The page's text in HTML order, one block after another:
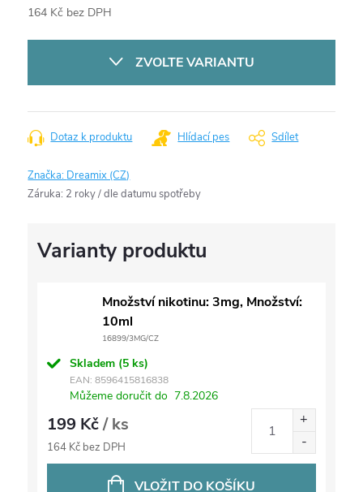
164 Kč bez DPH
ZVOLTE VARIANTU
Dotaz k produktu Hlídací pes Sdílet
Značka: Dreamix (CZ)
Záruka: 2 roky / dle datumu spotřeby
Množství nikotinu: 3mg, Množství:
10ml
16899/3MG/CZ
Skladem (5 ks)
EAN: 8596415816838
Můžeme doručit do 7.8.2026
199 Kč/ ks
164 Kč bez DPH
VLOŽIT DO KOŠÍKU